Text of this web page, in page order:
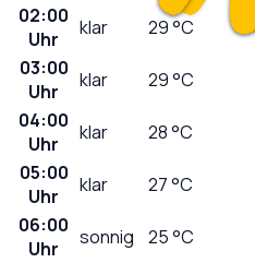
02:00
Uhr
klar 29°C
03:00
Uhr
klar 29°C
04:00
Uhr
klar 28°C
05:00
Uhr
klar 27°C
06:00
Uhr
sonnig 25°C